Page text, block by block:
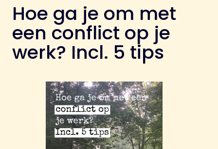
Hoe ga je om met
een conflict op je
werk? Incl. 5 tips